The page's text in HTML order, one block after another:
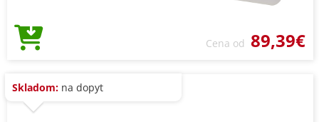
Cena od 89,39€
Skladom: na dopyt